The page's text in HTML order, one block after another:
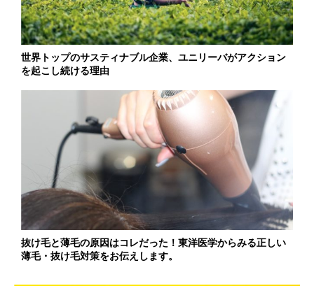
世界トップのサスティナブル企業、ユニリーバがアクション
を起こし続ける理由
抜け毛と薄毛の原因はコレだった！東洋医学からみる正しい
薄毛・抜け毛対策をお伝えします。